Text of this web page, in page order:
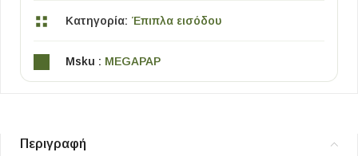
Κατηγορία: Έπιπλα εισόδου
Msku : MEGAPAP
Περιγραφή